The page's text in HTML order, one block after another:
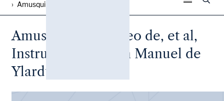
Amusquibar, Matheo de, et a...
Amusquibar, Matheo de, et al,
Instructions to Don Manuel de
Ylarduy